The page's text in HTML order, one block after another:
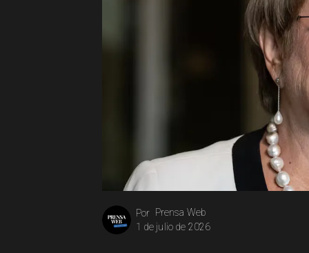
Prensa Web
Por
1 de julio de 2026